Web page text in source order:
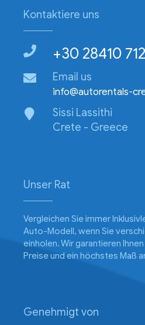
Kontaktiere uns
+30 28410
Email us
info@autorentals-
Sissi Lassithi
Crete - Greece
Unser Rat
Vergleichen Sie immer
Auto-Modell, wenn Sie
einholen. Wir garantieren
Preise und ein höchstes Maß
Genehmigt von